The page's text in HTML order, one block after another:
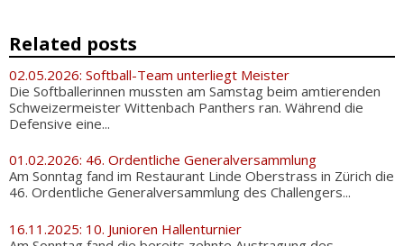
Related posts
02.05.2026: Softball-Team unterliegt Meister
Die Softballerinnen mussten am Samstag beim amtierenden
Schweizermeister Wittenbach Panthers ran. Während die
Defensive eine...
01.02.2026: 46. Ordentliche Generalversammlung
Am Sonntag fand im Restaurant Linde Oberstrass in Zürich die
46. Ordentliche Generalversammlung des Challengers...
16.11.2025: 10. Junioren Hallenturnier